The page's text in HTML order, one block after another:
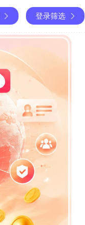
登录筛选